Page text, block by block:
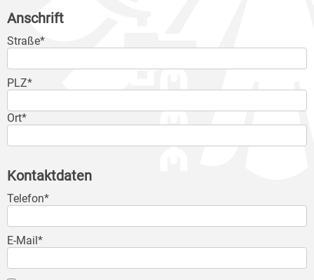
Anschrift
Straße*
PLZ*
Ort*
Kontaktdaten
Telefon*
E-Mail*